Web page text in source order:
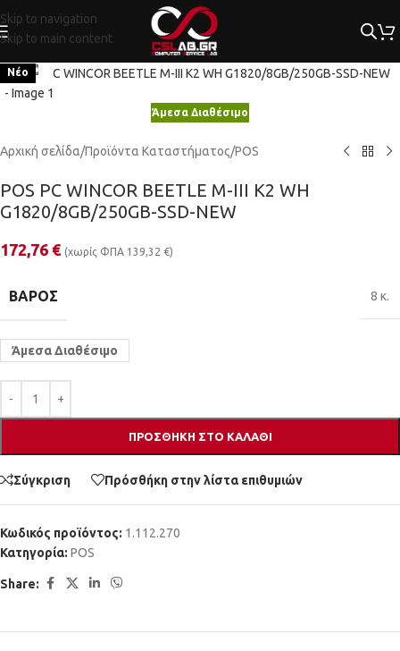
Skip to navigation
Skip to main content
Νέο Κλικ για μεγέθυνση
Άμεσα Διαθέσιμο
Αρχική σελίδα/Προϊόντα Καταστήματος/POS
POS PC WINCOR BEETLE M-III K2 WH
G1820/8GB/250GB-SSD-NEW
172,76 € (χωρίς ΦΠΑ 139,32 €)
ΒΆΡΟΣ 8 κ.
Άμεσα Διαθέσιμο
ΠΡΟΣΘΉΚΗ ΣΤΟ ΚΑΛΆΘΙ
Σύγκριση Πρόσθήκη στην λίστα επιθυμιών
Κωδικός προϊόντος: 1.112.270
Κατηγορία: POS
Share: